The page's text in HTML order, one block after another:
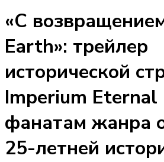
«С
Earth»: трейлер
исторической
Imperium
фанатам жанра
25-летней